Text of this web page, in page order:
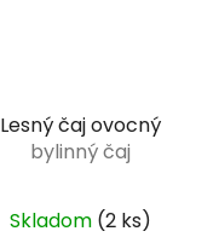
Lesný čaj ovocný
bylinný čaj
Skladom (2 ks)